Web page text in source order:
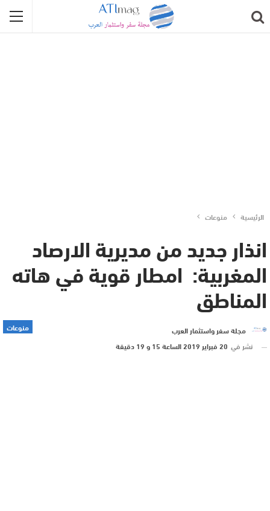
الرئيسية منوعات
انذار جديد من مديرية الارصاد
المغربية: امطار قوية في هاته
المناطق
منوعات
مجلة سفر واستثمار العرب
نشر في 20 فبراير 2019 الساعة 15 و 19 دقيقة